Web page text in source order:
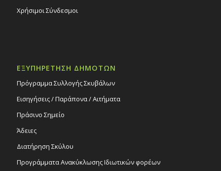
Χρήσιμοι Σύνδεσμοι
ΕΞΥΠΗΡΕΤΗΣΗ ΔΗΜΟΤΩΝ
Πρόγραμμα Συλλογής Σκυβάλων
Εισηγήσεις / Παράπονα / Αιτήματα
Πράσινο Σημείο
Άδειες
Διατήρηση Σκύλου
Προγράμματα Ανακύκλωσης Ιδιωτικών φορέων